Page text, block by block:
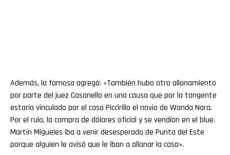
Además, la famosa agregó: «También hubo otro allanamiento
por parte del juez Casanello en una causa que por la tangente
estaría vinculado por el caso Piccirillo el novio de Wanda Nara.
Por el rulo, la compra de dólares oficial y se vendían en el blue.
Martín Migueles iba a venir desesperado de Punta del Este
porque alguien le avisó que le iban a allanar la casa».